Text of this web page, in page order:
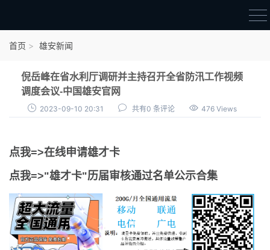
点我申领雄才卡
审核通过公示
首页 雄安新闻
倪岳峰在省水利厅调研并主持召开全省防汛工作视频
调度会议-中国雄安官网
2023-09-10 20:31 共有0 条评论 476 Views
点我=>在线申请雄才卡
点我=>"雄才卡"历届审核通过名单公示合集